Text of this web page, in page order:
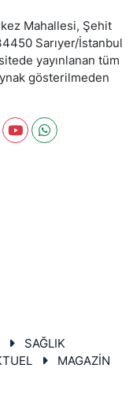
Mahallesi, Şehit
Sarıyer/İstanbul
yayınlanan tüm
gösterilmeden
SAĞLIK
MAGAZİN